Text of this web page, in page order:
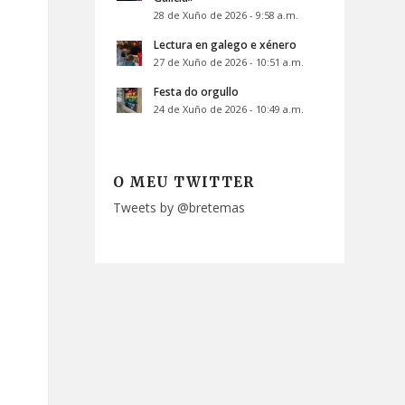
28 de Xuño de 2026 - 9:58 a.m.
Lectura en galego e xénero
27 de Xuño de 2026 - 10:51 a.m.
Festa do orgullo
24 de Xuño de 2026 - 10:49 a.m.
O MEU TWITTER
Tweets by @bretemas